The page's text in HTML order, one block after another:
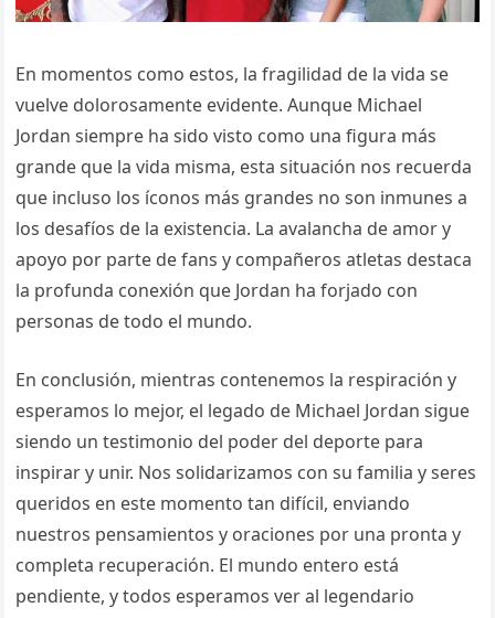
En momentos como estos, la fragilidad de la vida se
vuelve dolorosamente evidente. Aunque Michael
Jordan siempre ha sido visto como una figura más
grande que la vida misma, esta situación nos recuerda
que incluso los íconos más grandes no son inmunes a
los desafíos de la existencia. La avalancha de amor y
apoyo por parte de fans y compañeros atletas destaca
la profunda conexión que Jordan ha forjado con
personas de todo el mundo.
En conclusión, mientras contenemos la respiración y
esperamos lo mejor, el legado de Michael Jordan sigue
siendo un testimonio del poder del deporte para
inspirar y unir. Nos solidarizamos con su familia y seres
queridos en este momento tan difícil, enviando
nuestros pensamientos y oraciones por una pronta y
completa recuperación. El mundo entero está
pendiente, y todos esperamos ver al legendario